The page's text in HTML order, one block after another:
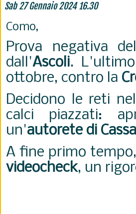
Sab 27 Gennaio 2024 16.30
Como,
Prova negativa
dall'Ascoli.
ottobre, contro la
Decidono le reti
calci piazzati:
un'autorete di
A fine primo
videocheck, un